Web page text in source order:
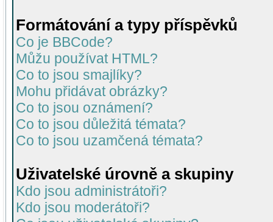
Formátování a typy příspěvků
Co je BBCode?
Můžu používat HTML?
Co to jsou smajlíky?
Mohu přidávat obrázky?
Co to jsou oznámení?
Co to jsou důležitá témata?
Co to jsou uzamčená témata?
Uživatelské úrovně a skupiny
Kdo jsou administrátoři?
Kdo jsou moderátoři?